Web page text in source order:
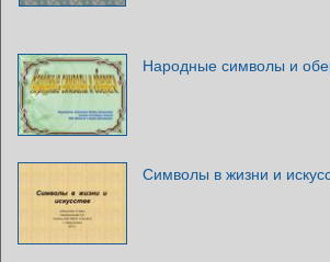
Народные символы и
Символы в жизни и